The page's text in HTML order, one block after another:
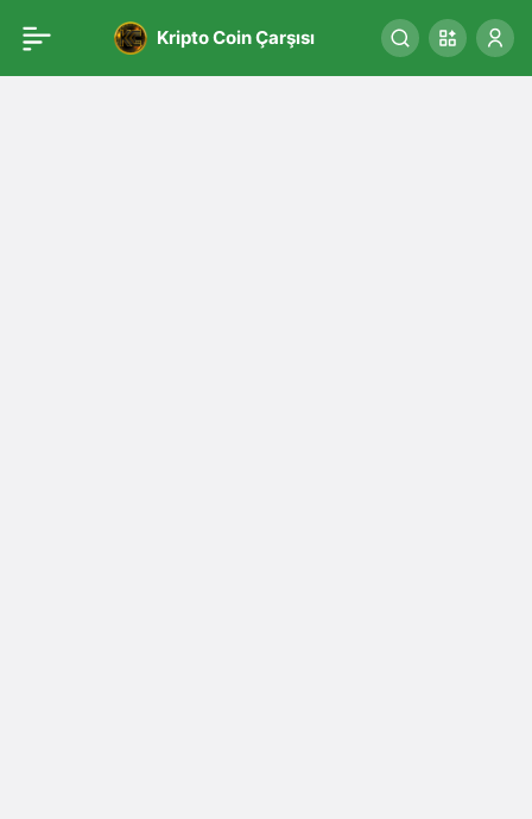
Kripto Coin Çarşısı